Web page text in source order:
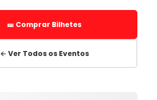
🎫 Comprar Bilhetes
← Ver Todos os Eventos